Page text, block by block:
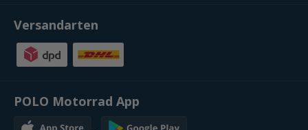
Versandarten
POLO Motorrad App